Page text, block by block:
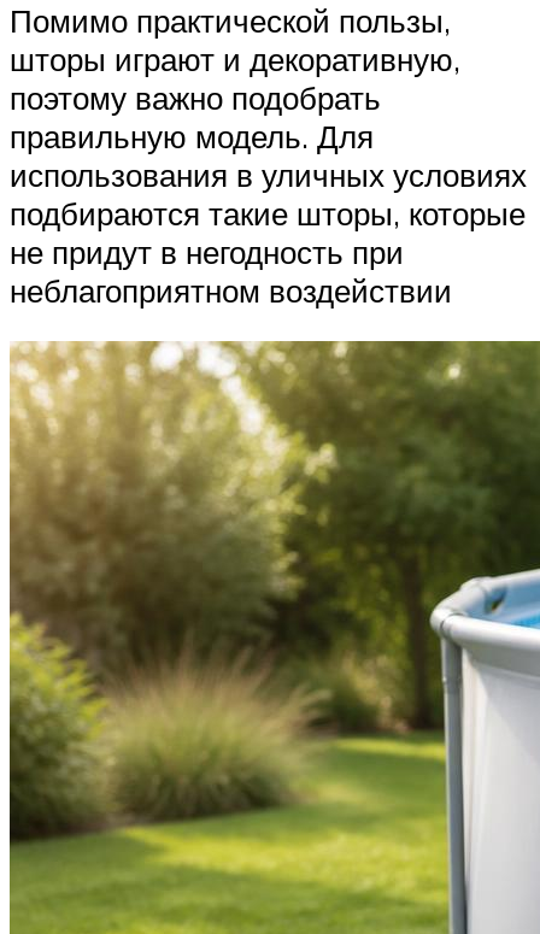
Помимо практической пользы,
шторы играют и декоративную,
поэтому важно подобрать
правильную модель. Для
использования в уличных условиях
подбираются такие шторы, которые
не придут в негодность при
неблагоприятном воздействии